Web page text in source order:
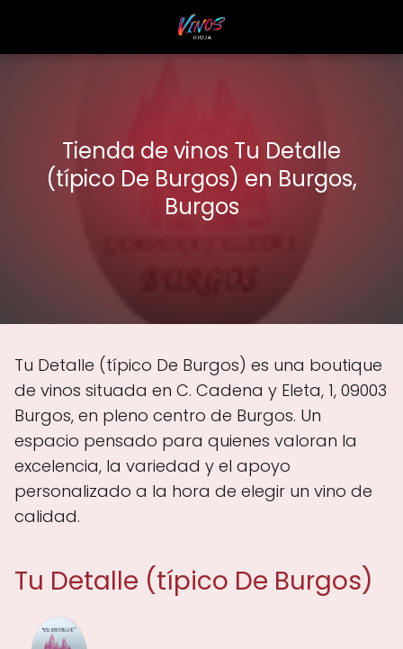
Tienda de vinos Tu Detalle
(típico De Burgos) en Burgos,
Burgos
Tu Detalle (típico De Burgos) es una boutique
de vinos situada en C. Cadena y Eleta, 1, 09003
Burgos, en pleno centro de Burgos. Un
espacio pensado para quienes valoran la
excelencia, la variedad y el apoyo
personalizado a la hora de elegir un vino de
calidad.
Tu Detalle (típico De Burgos)